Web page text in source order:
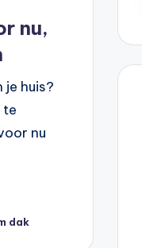
nu,
huis?
te
nu
dak